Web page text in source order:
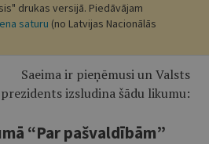
drukas versijā. Piedāvājam
saturu (no Latvijas Nacionālās
Saeima ir pieņēmusi un Valsts
prezidents izsludina šādu likumu:
“Par pašvaldībām”